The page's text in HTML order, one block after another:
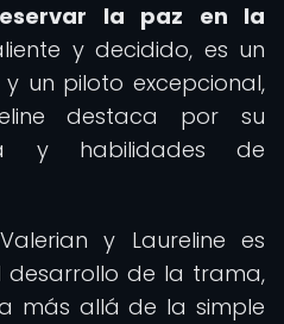
la paz en la
y decidido, es un
un piloto excepcional,
destaca por su
y habilidades de
y Laureline es
de la trama,
más allá de la simple